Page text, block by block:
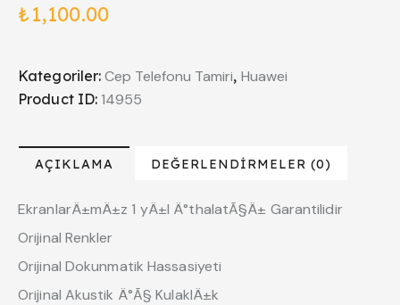
₺1,100.00
Kategoriler:Cep Telefonu Tamiri, Huawei
Product ID: 14955
AÇIKLAMA DEĞERLENDIRMELER (0)
EkranlarÄ±mÄ±z 1 yÄ±l Ä°thalatÃ§Ä± Garantilidir
Orijinal Renkler
Orijinal Dokunmatik Hassasiyeti
Orijinal Akustik Ä°Ã§ KulaklÄ±k